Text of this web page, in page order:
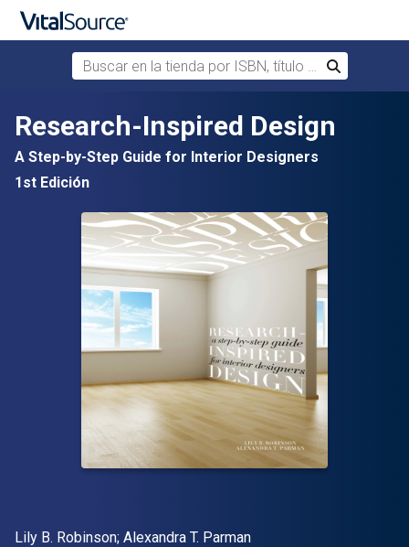
Saltar al contenido principal
Buscar en la tienda por ISBN, título o autor
Buscar
Research-Inspired Design
A Step-by-Step Guide for Interior Designers
1st Edición
Autor(es)
Lily B. Robinson; Alexandra T. Parman